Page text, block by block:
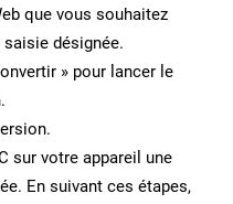
que vous souhaitez
désignée.
» pour lancer le
sur votre appareil une
En suivant ces étapes,